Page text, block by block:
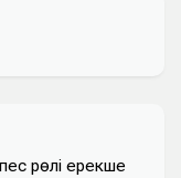
рөлі ерекше